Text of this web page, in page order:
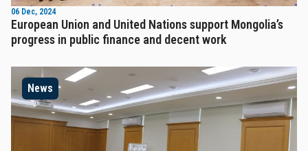
06 Dec, 2024
European Union and United Nations support Mongolia’s
progress in public finance and decent work
News